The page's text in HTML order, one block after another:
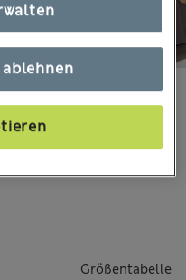
und Abgaben
Größentabelle